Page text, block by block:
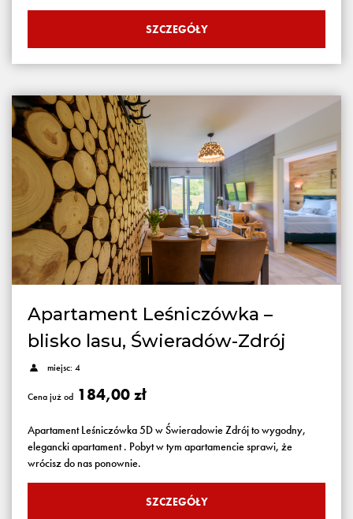
SZCZEGÓŁY
Apartament Leśniczówka –
blisko lasu, Świeradów-Zdrój
miejsc: 4
Cena już od 184,00 zł
Apartament Leśniczówka 5D w Świeradowie Zdrój to wygodny,
elegancki apartament . Pobyt w tym apartamencie sprawi, że
wrócisz do nas ponownie.
SZCZEGÓŁY